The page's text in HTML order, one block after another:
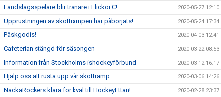
Landslagsspelare blir tränare i Flickor C! 2020-05-27 12:10
Upprustningen av skottrampen har påbörjats! 2020-05-24 17:34
Påskgodis! 2020-04-03 12:41
Cafeterian stängd för säsongen 2020-03-22 08:53
Information från Stockholms ishockeyförbund 2020-03-12 16:17
Hjälp oss att rusta upp vår skottramp! 2020-03-06 14:26
NackaRockers klara för kval till HockeyEttan! 2020-02-28 23:37